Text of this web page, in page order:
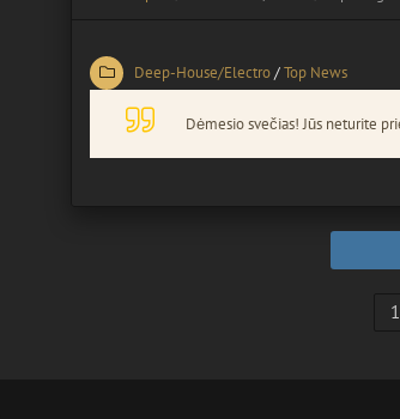
Deep-House/Electro/Top News
Dėmesio svečias! Jūs neturite
1